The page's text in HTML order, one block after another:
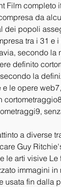
Film completo
da
dei popoli
tra i 31 e
secondo
definito
la
le opere
a diverse
Guy
le arti visive
immagini
usata fin dalla